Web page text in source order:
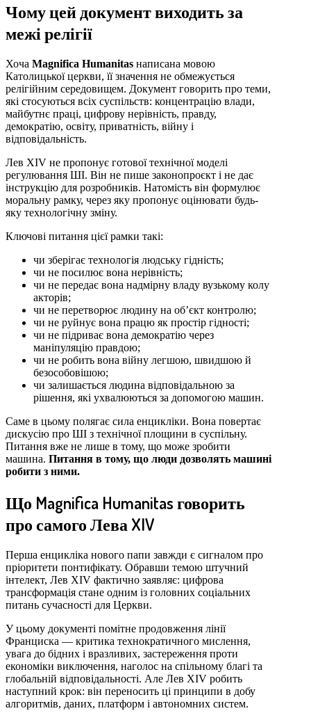
Чому цей документ виходить за
межі релігії
Хоча Magnifica Humanitas написана мовою
Католицької церкви, її значення не обмежується
релігійним середовищем. Документ говорить про теми,
які стосуються всіх суспільств: концентрацію влади,
майбутнє праці, цифрову нерівність, правду,
демократію, освіту, приватність, війну і
відповідальність.
Лев XIV не пропонує готової технічної моделі
регулювання ШІ. Він не пише законопроєкт і не дає
інструкцію для розробників. Натомість він формулює
моральну рамку, через яку пропонує оцінювати будь-
яку технологічну зміну.
Ключові питання цієї рамки такі:
чи зберігає технологія людську гідність;
чи не посилює вона нерівність;
чи не передає вона надмірну владу вузькому колу
акторів;
чи не перетворює людину на об’єкт контролю;
чи не руйнує вона працю як простір гідності;
чи не підриває вона демократію через
маніпуляцію правдою;
чи не робить вона війну легшою, швидшою й
безособовішою;
чи залишається людина відповідальною за
рішення, які ухвалюються за допомогою машин.
Саме в цьому полягає сила енцикліки. Вона повертає
дискусію про ШІ з технічної площини в суспільну.
Питання вже не лише в тому, що може зробити
машина. Питання в тому, що люди дозволять машині
робити з ними.
Що Magnifica Humanitas говорить
про самого Лева XIV
Перша енцикліка нового папи завжди є сигналом про
пріоритети понтифікату. Обравши темою штучний
інтелект, Лев XIV фактично заявляє: цифрова
трансформація стане одним із головних соціальних
питань сучасності для Церкви.
У цьому документі помітне продовження лінії
Франциска — критика технократичного мислення,
увага до бідних і вразливих, застереження проти
економіки виключення, наголос на спільному благі та
глобальній відповідальності. Але Лев XIV робить
наступний крок: він переносить ці принципи в добу
алгоритмів, даних, платформ і автономних систем.